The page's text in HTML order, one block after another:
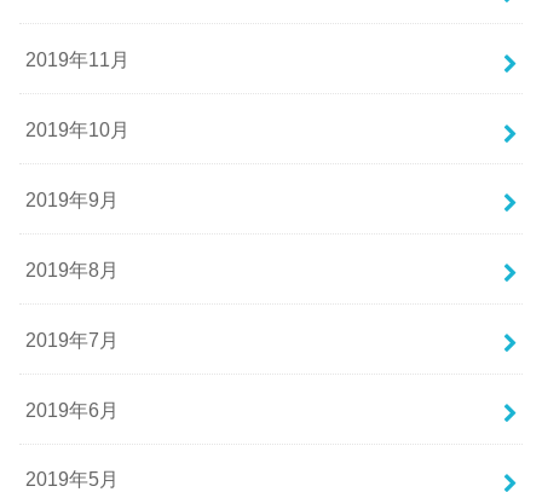
2019年11月
2019年10月
2019年9月
2019年8月
2019年7月
2019年6月
2019年5月